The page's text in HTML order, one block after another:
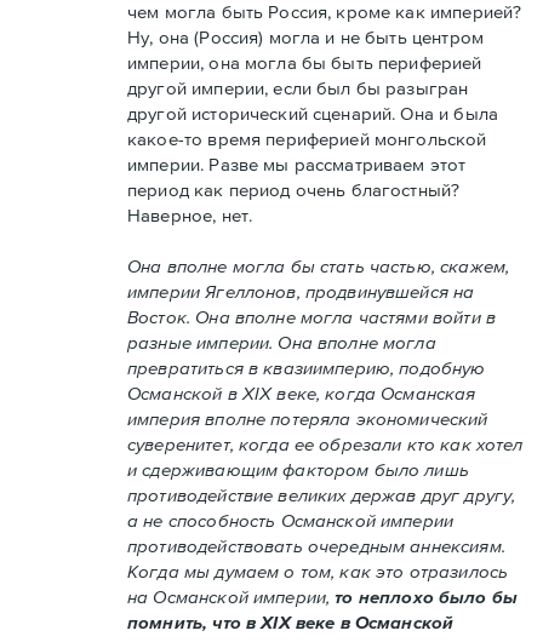
чем могла быть Россия, кроме как империей?
Ну, она (Россия) могла и не быть центром
империи, она могла бы быть периферией
другой империи, если был бы разыгран
другой исторический сценарий. Она и была
какое-то время периферией монгольской
империи. Разве мы рассматриваем этот
период как период очень благостный?
Наверное, нет.
Она вполне могла бы стать частью, скажем,
империи Ягеллонов, продвинувшейся на
Восток. Она вполне могла частями войти в
разные империи. Она вполне могла
превратиться в квазиимперию, подобную
Османской в XIX веке, когда Османская
империя вполне потеряла экономический
суверенитет, когда ее обрезали кто как хотел
и сдерживающим фактором было лишь
противодействие великих держав друг другу,
а не способность Османской империи
противодействовать очередным аннексиям.
Когда мы думаем о том, как это отразилось
на Османской империи,то неплохо было бы
помнить, что в XIX веке в Османской